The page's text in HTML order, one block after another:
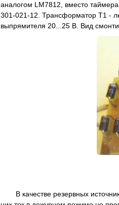
аналогом LM7812, вместо
301-021-12. Трансформатор Т1 -
выпрямителя 20...25 В. Вид
В качестве резервных